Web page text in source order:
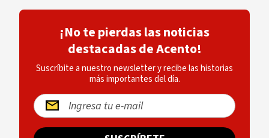
¡No te pierdas las noticias
destacadas de Acento!
Suscríbite a nuestro newsletter y recibe las historias
más importantes del día.